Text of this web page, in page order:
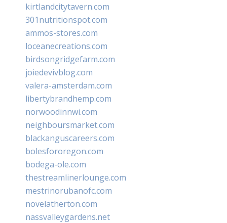
kirtlandcitytavern.com
301nutritionspot.com
ammos-stores.com
loceanecreations.com
birdsongridgefarm.com
joiedevivblog.com
valera-amsterdam.com
libertybrandhemp.com
norwoodinnwi.com
neighboursmarket.com
blackanguscareers.com
bolesfororegon.com
bodega-ole.com
thestreamlinerlounge.com
mestrinorubanofc.com
novelatherton.com
nassvalleygardens.net